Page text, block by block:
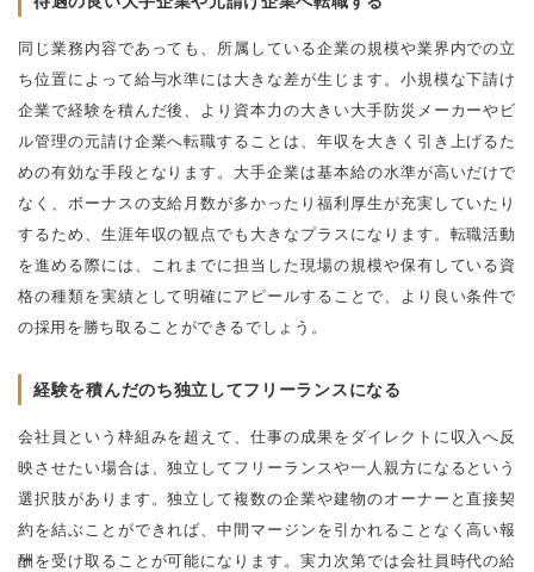
同じ業務内容であっても、所属している企業の規模や業界内での立
ち位置によって給与水準には大きな差が生じます。小規模な下請け
企業で経験を積んだ後、より資本力の大きい大手防災メーカーやビ
ル管理の元請け企業へ転職することは、年収を大きく引き上げるた
めの有効な手段となります。大手企業は基本給の水準が高いだけで
なく、ボーナスの支給月数が多かったり福利厚生が充実していたり
するため、生涯年収の観点でも大きなプラスになります。転職活動
を進める際には、これまでに担当した現場の規模や保有している資
格の種類を実績として明確にアピールすることで、より良い条件で
の採用を勝ち取ることができるでしょう。
経験を積んだのち独立してフリーランスになる
会社員という枠組みを超えて、仕事の成果をダイレクトに収入へ反
映させたい場合は、独立してフリーランスや一人親方になるという
選択肢があります。独立して複数の企業や建物のオーナーと直接契
約を結ぶことができれば、中間マージンを引かれることなく高い報
酬を受け取ることが可能になります。実力次第では会社員時代の給